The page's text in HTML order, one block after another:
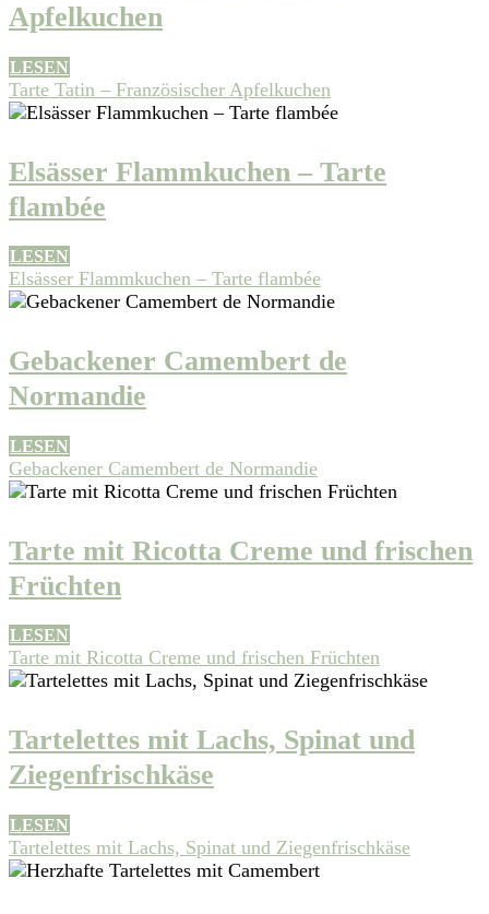
Apfelkuchen
LESEN
Tarte Tatin – Französischer Apfelkuchen
Elsässer Flammkuchen – Tarte
flambée
LESEN
Elsässer Flammkuchen – Tarte flambée
Gebackener Camembert de
Normandie
LESEN
Gebackener Camembert de Normandie
Tarte mit Ricotta Creme und frischen
Früchten
LESEN
Tarte mit Ricotta Creme und frischen Früchten
Tartelettes mit Lachs, Spinat und
Ziegenfrischkäse
LESEN
Tartelettes mit Lachs, Spinat und Ziegenfrischkäse